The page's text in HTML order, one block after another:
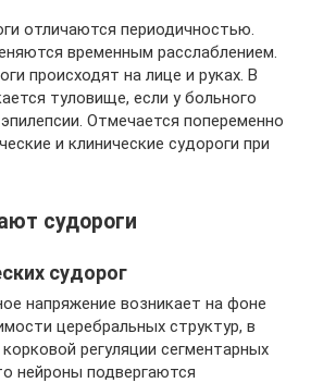
отличаются периодичностью.
временным расслаблением.
происходят на лице и руках. В
туловище, если у больного
Отмечается попеременно
и клинические судороги при
судороги
судорог
напряжение возникает на фоне
церебральных структур, в
регуляции сегментарных
нейроны подвергаются